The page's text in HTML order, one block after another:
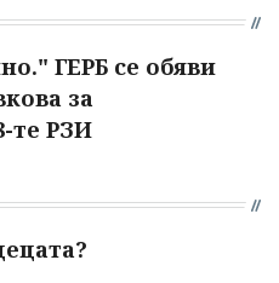
ГЕРБ се обяви
за
те РЗИ